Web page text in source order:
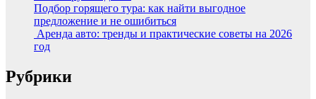
Подбор горящего тура: как найти выгодное
предложение и не ошибиться
Аренда авто: тренды и практические советы на 2026
год
Рубрики